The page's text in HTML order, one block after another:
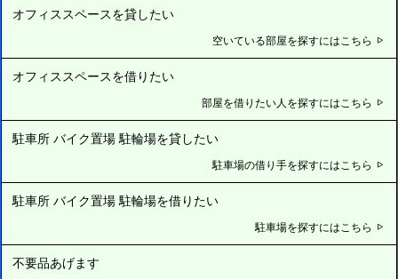
オフィススペースを貸したい
空いている部屋を探すにはこちら
オフィススペースを借りたい
部屋を借りたい人を探すにはこちら
駐車所 バイク置場 駐輪場を貸したい
駐車場の借り手を探すにはこちら
駐車所 バイク置場 駐輪場を借りたい
駐車場を探すにはこちら
不要品あげます